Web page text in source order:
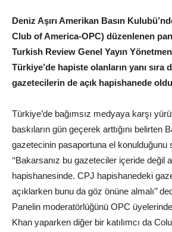
Deniz Aşırı Amerikan Basın
Club of America-OPC) düzenlenen
Turkish Review Genel Yayın
Türkiye’de hapiste olanların yanı sıra
gazetecilerin de açık hapishanede
Türkiye’de bağımsız medyaya karşı
baskıların gün geçerek arttığını belirten
gazetecinin pasaportuna el konulduğunu
‘‘Bakarsanız bu gazeteciler içeride değil
hapishanesinde. CPJ hapishanedeki
açıklarken bunu da göz önüne almalı’’
Panelin moderatörlüğünü OPC
Khan yaparken diğer bir katılımcı da